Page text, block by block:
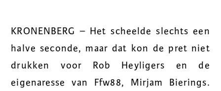
KRONENBERG – Het scheelde slechts een
halve seconde, maar dat kon de pret niet
drukken voor Rob Heyligers en de
eigenaresse van Ffw88, Mirjam Bierings.